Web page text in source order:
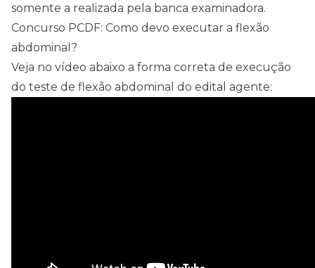
somente a realizada pela banca examinadora.
Concurso PCDF: Como devo executar a flexão
abdominal?
Veja no vídeo abaixo a forma correta de execução
do teste de flexão abdominal do edital agente: